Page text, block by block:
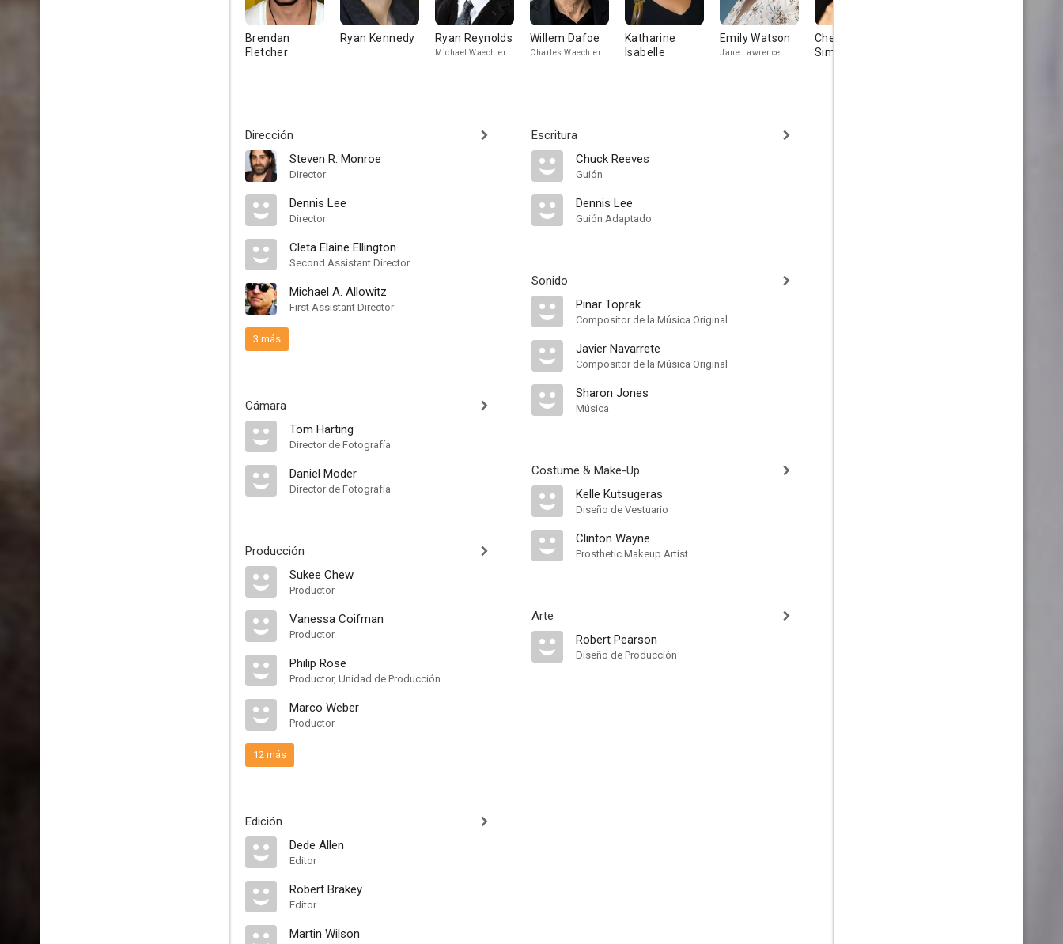
Brendan
Fletcher
Ryan Kennedy Ryan Reynolds
Michael Waechter
Willem Dafoe
Charles Waechter
Katharine
Isabelle
Emily Watson
Jane Lawrence
Chelan
Simmons
Dirección
Steven R. Monroe
Director
Dennis Lee
Director
Cleta Elaine Ellington
Second Assistant Director
Michael A. Allowitz
First Assistant Director
3 más
Cámara
Tom Harting
Director de Fotografía
Daniel Moder
Director de Fotografía
Producción
Sukee Chew
Productor
Vanessa Coifman
Productor
Philip Rose
Productor, Unidad de Producción
Marco Weber
Productor
12 más
Edición
Dede Allen
Editor
Robert Brakey
Editor
Martin Wilson
Escritura
Chuck Reeves
Guión
Dennis Lee
Guión Adaptado
Sonido
Pinar Toprak
Compositor de la Música Original
Javier Navarrete
Compositor de la Música Original
Sharon Jones
Música
Costume & Make-Up
Kelle Kutsugeras
Diseño de Vestuario
Clinton Wayne
Prosthetic Makeup Artist
Arte
Robert Pearson
Diseño de Producción